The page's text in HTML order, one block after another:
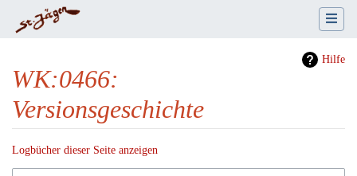
Hilfe
WK:0466:
Versionsgeschichte
Logbücher dieser Seite anzeigen
Wechseln zu:Navigation,Suche